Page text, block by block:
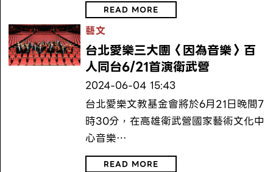
READ MORE
藝文
台北愛樂三大團〈因為音樂〉百
人同台6/21首演衛武營
2024-06-04 15:43
台北愛樂文教基金會將於6月21日晚間7
時30分，在高雄衛武營國家藝術文化中
心音樂…
READ MORE